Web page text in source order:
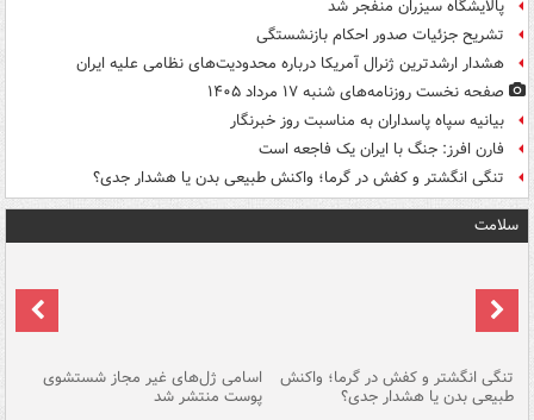
پالایشگاه سیزران منفجر شد
تشریح جزئیات صدور احکام بازنشستگی
هشدار ارشدترین ژنرال آمریکا درباره محدودیت‌های نظامی علیه ایران
صفحه نخست روزنامه‌های شنبه ۱۷ مرداد ۱۴۰۵
بیانیه سپاه پاسداران به مناسبت روز خبرنگار
فارن افرز: جنگ با ایران یک فاجعه است
تنگی انگشتر و کفش در گرما؛ واکنش طبیعی بدن یا هشدار جدی؟
سلامت
تنگی انگشتر و کفش در گرما؛ واکنش
طبیعی بدن یا هشدار جدی؟
اسامی ژل‌های غیر مجاز شستشوی
پوست منتشر شد